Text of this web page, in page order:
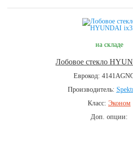
на складе
Лобовое стекло
Еврокод:
Производитель:
Класс: Эконом
Доп. опции: